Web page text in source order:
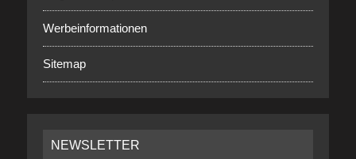
Werbeinformationen
Sitemap
NEWSLETTER